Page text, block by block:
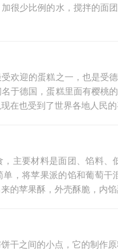
很少比例的水，搅拌的面
欢迎的蛋糕之一，也是受
于德国，蛋糕里面有樱桃
在也受到了世界各地人民的
主要材料是面团、馅料
，将苹果派的馅和葡萄
的苹果酥，外壳酥脆，内
干之间的小点，它的制作